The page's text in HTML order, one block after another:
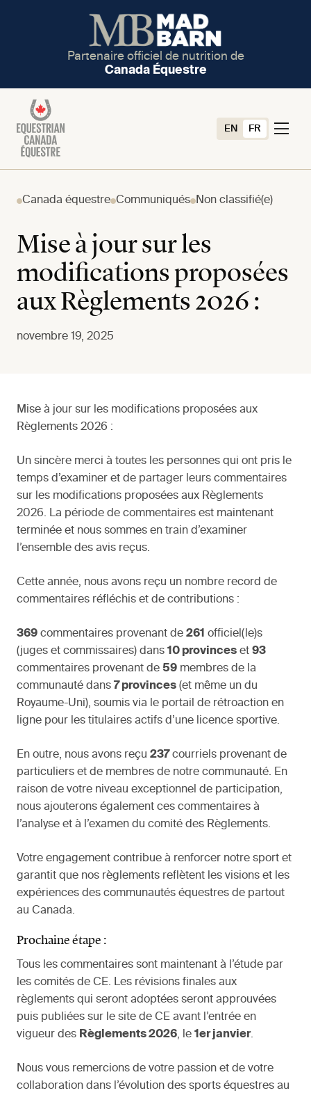
Partenaire officiel de nutrition de
Canada Équestre
EN FR
Canada équestre Communiqués Non classifié(e)
Mise à jour sur les
modifications proposées
aux Règlements 2026 :
novembre 19, 2025
Mise à jour sur les modifications proposées aux
Règlements 2026 :
Un sincère merci à toutes les personnes qui ont pris le
temps d’examiner et de partager leurs commentaires
sur les modifications proposées aux Règlements
2026. La période de commentaires est maintenant
terminée et nous sommes en train d’examiner
l’ensemble des avis reçus.
Cette année, nous avons reçu un nombre record de
commentaires réfléchis et de contributions :
369 commentaires provenant de 261 officiel(le)s
(juges et commissaires) dans 10 provinces et 93
commentaires provenant de 59 membres de la
communauté dans 7 provinces (et même un du
Royaume-Uni), soumis via le portail de rétroaction en
ligne pour les titulaires actifs d’une licence sportive.
En outre, nous avons reçu 237courriels provenant de
particuliers et de membres de notre communauté. En
raison de votre niveau exceptionnel de participation,
nous ajouterons également ces commentaires à
l’analyse et à l’examen du comité des Règlements.
Votre engagement contribue à renforcer notre sport et
garantit que nos règlements reflètent les visions et les
expériences des communautés équestres de partout
au Canada.
Prochaine étape :
Tous les commentaires sont maintenant à l’étude par
les comités de CE. Les révisions finales aux
règlements qui seront adoptées seront approuvées
puis publiées sur le site de CE avant l’entrée en
vigueur des Règlements 2026, le 1er janvier.
Nous vous remercions de votre passion et de votre
collaboration dans l’évolution des sports équestres au